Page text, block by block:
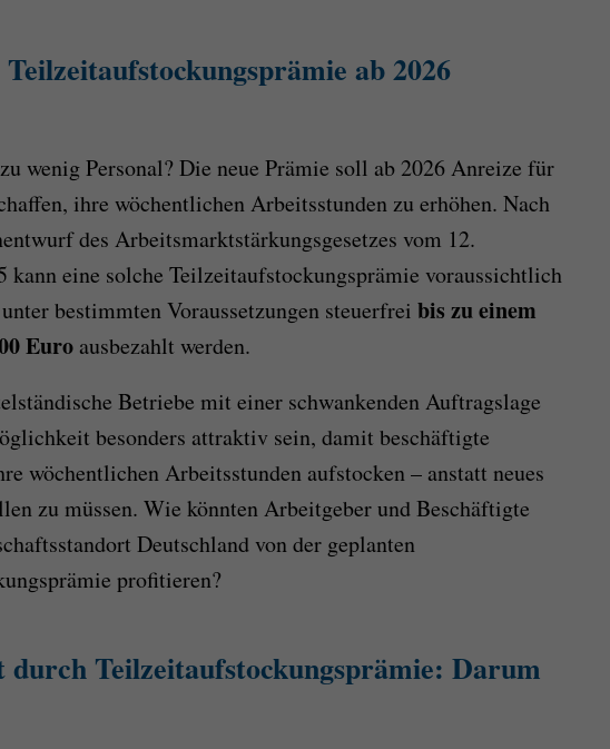
ab 2026
wenig Personal? Die neue Prämie soll ab 2026 Anreize für
ihre wöchentlichen Arbeitsstunden zu erhöhen. Nach
des Arbeitsmarktstärkungsgesetzes vom 12.
kann eine solche Teilzeitaufstockungsprämie voraussichtlich
bestimmten Voraussetzungen steuerfrei bis zu einem
Euro ausbezahlt werden.
Betriebe mit einer schwankenden Auftragslage
besonders attraktiv sein, damit beschäftigte
wöchentlichen Arbeitsstunden aufstocken – anstatt neues
zu müssen. Wie könnten Arbeitgeber und Beschäftigte
Deutschland von der geplanten
profitieren?
Teilzeitaufstockungsprämie: Darum